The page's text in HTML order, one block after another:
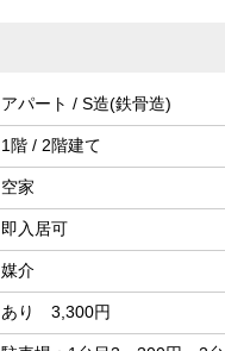
アパート / S造(鉄骨造)
1階 / 2階建て
空家
即入居可
媒介
あり 3,300円